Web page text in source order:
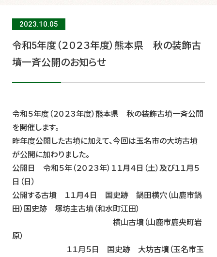
2023.10.05
令和5年度（２０２３年度）熊本県 秋の装飾古
墳一斉公開のお知らせ
令和５年度（２０２３年度）熊本県 秋の装飾古墳一斉公開
を開催します。
昨年度公開した古墳に加えて、今回は玉名市の大坊古墳
が公開に加わりました。
公開日 令和５年（２０２３年）１１月４日（土）及び１１月５
日（日）
公開する古墳 １１月４日 国史跡 鍋田横穴（山鹿市鍋
田）国史跡 塚坊主古墳（和水町江田）
横山古墳（山鹿市鹿央町岩
原）
１１月５日 国史跡 大坊古墳（玉名市玉